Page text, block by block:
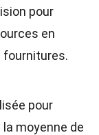
pour
en
fournitures.
pour
moyenne de